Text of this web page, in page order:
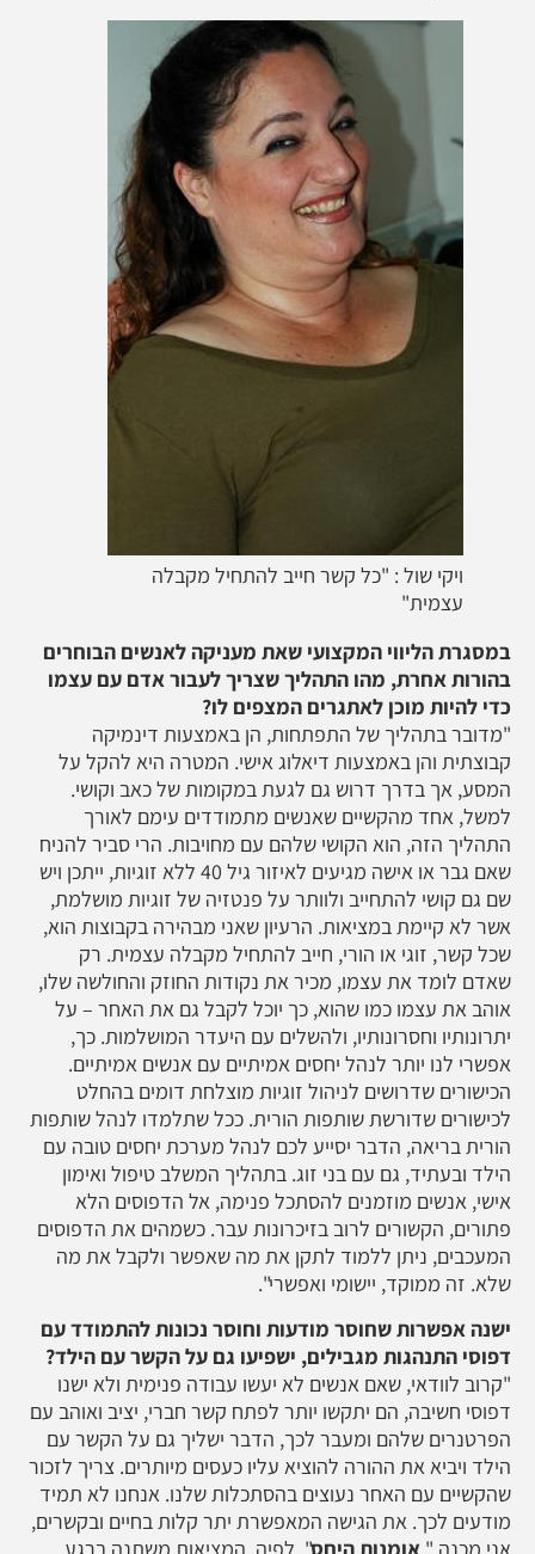
ויקי שול : "כל קשר חייב להתחיל מקבלה
עצמית"
במסגרת הליווי המקצועי שאת מעניקה לאנשים הבוחרים
בהורות אחרת, מהו התהליך שצריך לעבור אדם עם עצמו
כדי להיות מוכן לאתגרים המצפים לו?
"מדובר בתהליך של התפתחות, הן באמצעות דינמיקה
קבוצתית והן באמצעות דיאלוג אישי. המטרה היא להקל על
המסע, אך בדרך דרוש גם לגעת במקומות של כאב וקושי.
למשל, אחד מהקשיים שאנשים מתמודדים עימם לאורך
התהליך הזה, הוא הקושי שלהם עם מחויבות. הרי סביר להניח
שאם גבר או אישה מגיעים לאיזור גיל 40 ללא זוגיות, ייתכן ויש
שם גם קושי להתחייב ולוותר על פנטזיה של זוגיות מושלמת,
אשר לא קיימת במציאות. הרעיון שאני מבהירה בקבוצות הוא,
שכל קשר, זוגי או הורי, חייב להתחיל מקבלה עצמית. רק
שאדם לומד את עצמו, מכיר את נקודות החוזק והחולשה שלו,
אוהב את עצמו כמו שהוא, כך יוכל לקבל גם את האחר – על
יתרונותיו וחסרונותיו, ולהשלים עם היעדר המושלמות. כך,
אפשרי לנו יותר לנהל יחסים אמיתיים עם אנשים אמיתיים.
הכישורים שדרושים לניהול זוגיות מוצלחת דומים בהחלט
לכישורים שדורשת שותפות הורית. ככל שתלמדו לנהל שותפות
הורית בריאה, הדבר יסייע לכם לנהל מערכת יחסים טובה עם
הילד ובעתיד, גם עם בני זוג. בתהליך המשלב טיפול ואימון
אישי, אנשים מוזמנים להסתכל פנימה, אל הדפוסים הלא
פתורים, הקשורים לרוב בזיכרונות עבר. כשמהים את הדפוסים
המעכבים, ניתן ללמוד לתקן את מה שאפשר ולקבל את מה
שלא. זה ממוקד, יישומי ואפשרי".
ישנה אפשרות שחוסר מודעות וחוסר נכונות להתמודד עם
דפוסי התנהגות מגבילים, ישפיעו גם על הקשר עם הילד?
"קרוב לוודאי, שאם אנשים לא יעשו עבודה פנימית ולא ישנו
דפוסי חשיבה, הם יתקשו יותר לפתח קשר חברי, יציב ואוהב עם
הפרטנרים שלהם ומעבר לכך, הדבר ישליך גם על הקשר עם
הילד ויביא את ההורה להוציא עליו כעסים מיותרים. צריך לזכור
שהקשיים עם האחר נעוצים בהסתכלות שלנו. אנחנו לא תמיד
מודעים לכך. את הגישה המאפשרת יתר קלות בחיים ובקשרים,